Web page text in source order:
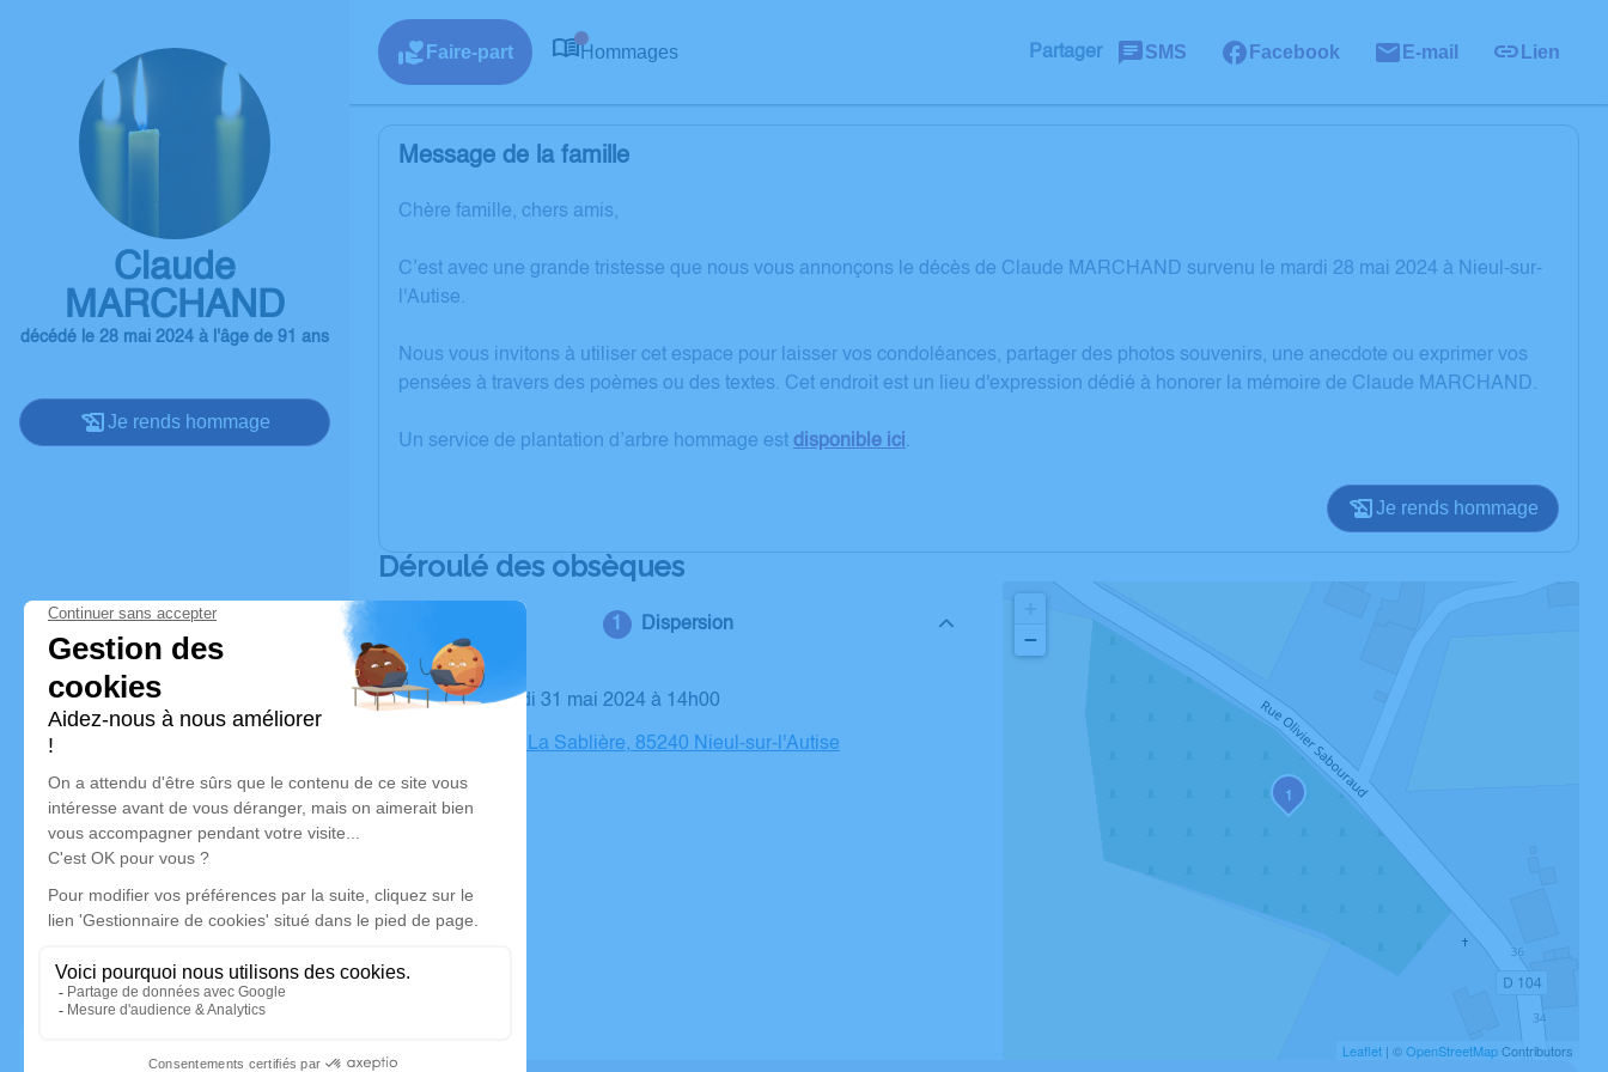
Claude
MARCHAND
décédé le 28 mai 2024 à l'âge de 91 ans
Je rends hommage
Faire-part Hommages Partager SMS Facebook E-mail Lien
Message de la famille
Chère famille, chers amis,
C’est avec une grande tristesse que nous vous annonçons le décès de Claude MARCHAND survenu le mardi 28 mai 2024 à Nieul-sur-
l'Autise.
Nous vous invitons à utiliser cet espace pour laisser vos condoléances, partager des photos souvenirs, une anecdote ou exprimer vos
pensées à travers des poèmes ou des textes. Cet endroit est un lieu d'expression dédié à honorer la mémoire de Claude MARCHAND.
Un service de plantation d’arbre hommage est disponible ici .
Je rends hommage
Déroulé des obsèques
Dispersion
Le vendredi 31 mai 2024 à 14h00
Cimetière, La Sablière, 85240 Nieul-sur-l'Autise
1
−
Leaflet | ©OpenStreetMapContributors